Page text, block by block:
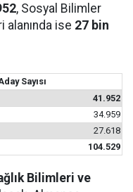
, Sosyal Bilimler
alanında ise 27 bin
Sayısı
41.952
34.959
27.618
104.529
Bilimleri ve